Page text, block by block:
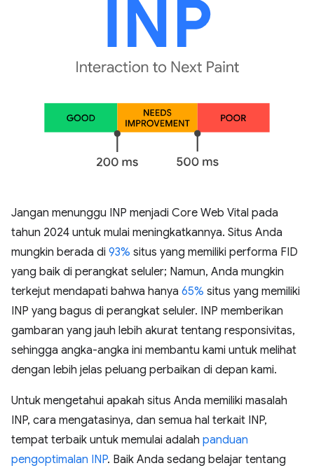
Jangan menunggu INP menjadi Core Web Vital pada
tahun 2024 untuk mulai meningkatkannya. Situs Anda
mungkin berada di 93% situs yang memiliki performa FID
yang baik di perangkat seluler; Namun, Anda mungkin
terkejut mendapati bahwa hanya 65% situs yang memiliki
INP yang bagus di perangkat seluler. INP memberikan
gambaran yang jauh lebih akurat tentang responsivitas,
sehingga angka-angka ini membantu kami untuk melihat
dengan lebih jelas peluang perbaikan di depan kami.
Untuk mengetahui apakah situs Anda memiliki masalah
INP, cara mengatasinya, dan semua hal terkait INP,
tempat terbaik untuk memulai adalah panduan
pengoptimalan INP. Baik Anda sedang belajar tentang